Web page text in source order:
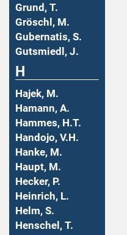
Grund, T.
Gröschl, M.
Gubernatis, S.
Gutsmiedl, J.
H
Hajek, M.
Hamann, A.
Hammes, H.T.
Handojo, V.H.
Hanke, M.
Haupt, M.
Hecker, P.
Heinrich, L.
Helm, S.
Henschel, T.